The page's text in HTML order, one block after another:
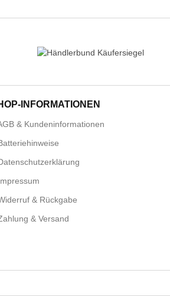
INFORMATIONEN
& Kundeninformationen
& Rückgabe
& Versand